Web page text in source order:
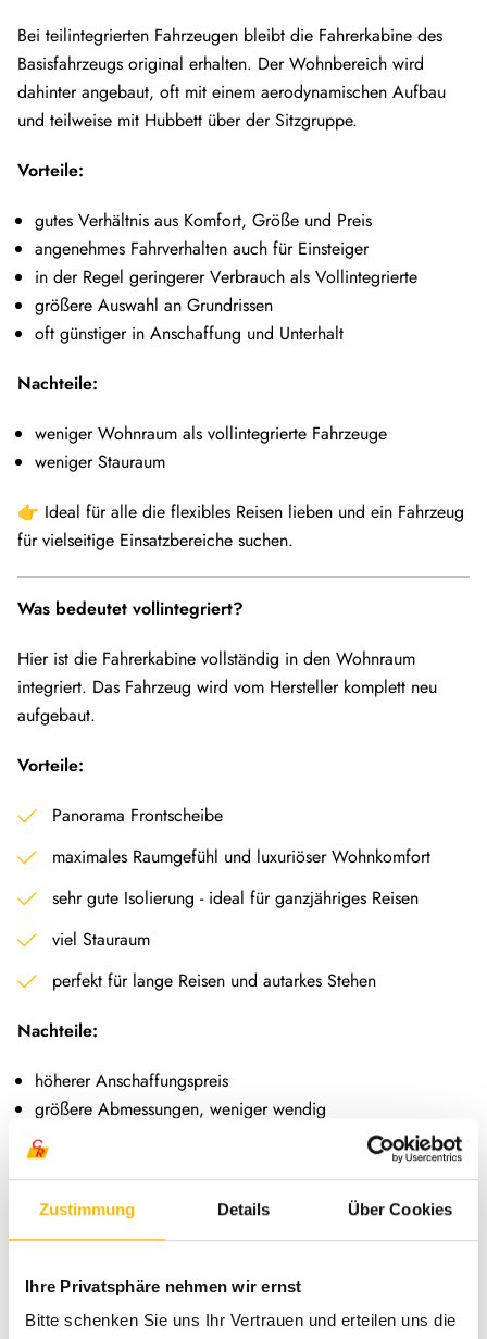
Zustimmung Details Über Cookies
Ihre Privatsphäre nehmen wir ernst
Bitte schenken Sie uns Ihr Vertrauen und erteilen uns die
Bei teilintegrierten Fahrzeugen bleibt die Fahrerkabine des
Basisfahrzeugs original erhalten. Der Wohnbereich wird
dahinter angebaut, oft mit einem aerodynamischen Aufbau
und teilweise mit Hubbett über der Sitzgruppe.
Vorteile:
gutes Verhältnis aus Komfort, Größe und Preis
angenehmes Fahrverhalten auch für Einsteiger
in der Regel geringerer Verbrauch als Vollintegrierte
größere Auswahl an Grundrissen
oft günstiger in Anschaffung und Unterhalt
Nachteile:
weniger Wohnraum als vollintegrierte Fahrzeuge
weniger Stauraum
👉 Ideal für alle die flexibles Reisen lieben und ein Fahrzeug
für vielseitige Einsatzbereiche suchen.
Was bedeutet vollintegriert?
Hier ist die Fahrerkabine vollständig in den Wohnraum
integriert. Das Fahrzeug wird vom Hersteller komplett neu
aufgebaut.
Vorteile:
Panorama Frontscheibe
maximales Raumgefühl und luxuriöser Wohnkomfort
sehr gute Isolierung - ideal für ganzjähriges Reisen
viel Stauraum
perfekt für lange Reisen und autarkes Stehen
Nachteile:
höherer Anschaffungspreis
größere Abmessungen, weniger wendig
höherer Verbrauch und höhere Unterhaltskosten
👉 Ideal für alle Komfortliebhaber, Langzeitreisende und alle
die Ihr Zuhause gern auf Rädern haben.
Was bedeutet Kastenwagen?